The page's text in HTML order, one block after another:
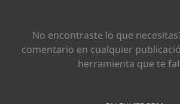
No encontraste lo que
comentario en cualquier
herramienta que te